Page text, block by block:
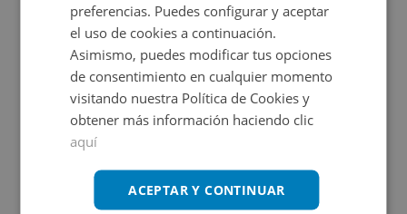
Ubicación
preferencias. Puedes configurar y aceptar
el uso de cookies a continuación.
Asimismo, puedes modificar tus opciones
de consentimiento en cualquier momento
visitando nuestra Política de Cookies y
obtener más información haciendo clic
aquí
ACEPTAR Y CONTINUAR